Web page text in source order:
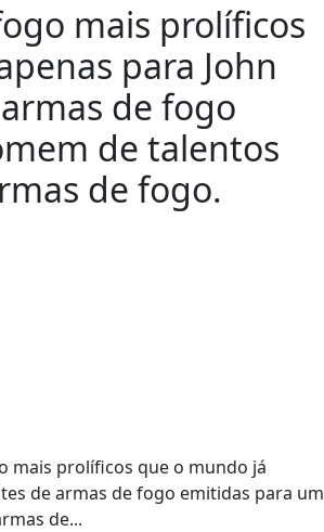
mais prolíficos
para John
de fogo
de talentos
de fogo.
mais prolíficos que o mundo já
de armas de fogo emitidas para um
de...